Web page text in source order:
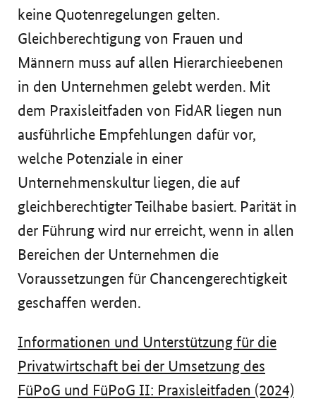
keine Quotenregelungen gelten.
Gleichberechtigung von Frauen und
Männern muss auf allen Hierarchieebenen
in den Unternehmen gelebt werden. Mit
dem Praxisleitfaden von FidAR liegen nun
ausführliche Empfehlungen dafür vor,
welche Potenziale in einer
Unternehmenskultur liegen, die auf
gleichberechtigter Teilhabe basiert. Parität in
der Führung wird nur erreicht, wenn in allen
Bereichen der Unternehmen die
Voraussetzungen für Chancengerechtigkeit
geschaffen werden.
Informationen und Unterstützung für die
Privatwirtschaft bei der Umsetzung des
FüPoG und FüPoG II: Praxisleitfaden (2024)